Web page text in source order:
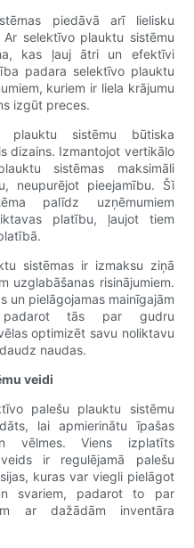
piedāvā arī lielisku
selektīvo plauktu sistēmu
kas ļauj ātri un efektīvi
padara selektīvo plauktu
kuriem ir liela krājumu
izgūt preces.
sistēmu būtiska
dizains. Izmantojot vertikālo
sistēmas maksimāli
neupurējot pieejamību. Šī
palīdz uzņēmumiem
platību, ļaujot tiem
sistēmas ir izmaksu ziņā
uzglabāšanas risinājumiem.
un pielāgojamas mainīgajām
padarot tās par gudru
optimizēt savu noliktavu
naudas.
veidi
palešu plauktu sistēmu
lai apmierinātu īpašas
vēlmes. Viens izplatīts
ir regulējamā palešu
kuras var viegli pielāgot
svariem, padarot to par
ar dažādām inventāra